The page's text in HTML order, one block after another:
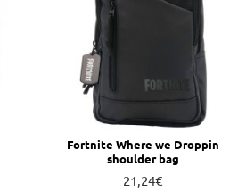
Fortnite Where we Droppin
shoulder bag
21,24€